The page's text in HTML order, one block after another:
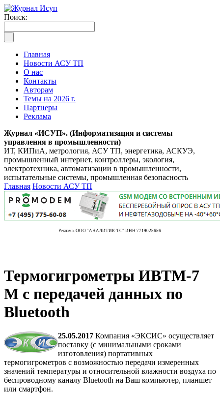
Поиск:
Главная
Новости АСУ ТП
О нас
Контакты
Авторам
Темы на 2026 г.
Партнеры
Реклама
Журнал «ИСУП». (Информатизация и системы
управления в промышленности)
ИТ, КИПиА, метрология, АСУ ТП, энергетика, АСКУЭ,
промышленный интернет, контроллеры, экология,
электротехника, автоматизации в промышленности,
испытательные системы, промышленная безопасность
Главная Новости АСУ ТП
Реклама. ООО "АНАЛИТИК-ТС" ИНН 7719025656
Термогигрометры ИВТМ-7
М с передачей данных по
Bluetooth
25.05.2017 Компания «ЭКСИС» осуществляет
поставку (с минимальными сроками
изготовления) портативных
термогигрометров с возможностью передачи измеренных
значений температуры и относительной влажности воздуха по
беспроводному каналу Bluetooth на Ваш компьютер, планшет
или смартфон.